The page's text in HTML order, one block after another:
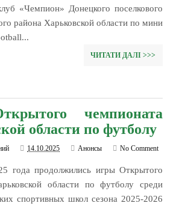
«Чемпион» Донецкого поселкового
района Харьковской области по мини
ЧИТАТИ ДАЛІ >>>
чемпионата
области по футболу
14.10.2025 Анонсы No Comment
года продолжились игры Открытого
области по футболу среди
спортивных школ сезона 2025-2026